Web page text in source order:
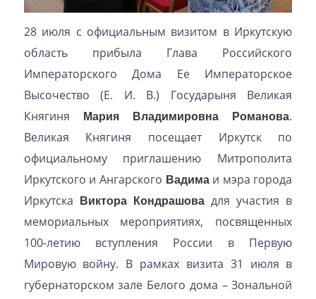
28 июля с официальным визитом в Иркутскую
область прибыла Глава Российского
Императорского Дома Ее Императорское
Высочество (Е. И. В.) Государыня Великая
Княгиня Мария Владимировна Романова.
Великая Княгиня посещает Иркутск по
официальному приглашению Митрополита
Иркутского и Ангарского Вадимаи мэра города
Иркутска Виктора Кондрашовадля участия в
мемориальных мероприятиях, посвященных
100-летию вступления России в Первую
Мировую войну. В рамках визита 31 июля в
губернаторском зале Белого дома – Зональной